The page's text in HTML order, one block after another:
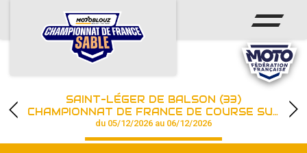
ACCUEIL
ACTUS
CHAMPIONNAT
RÉSULTATS
SAINT-LÉGER DE BALSON (33)
CHAMPIONNAT DE FRANCE DE COURSE SUR SABLE
du 05/12/2026 au 06/12/2026